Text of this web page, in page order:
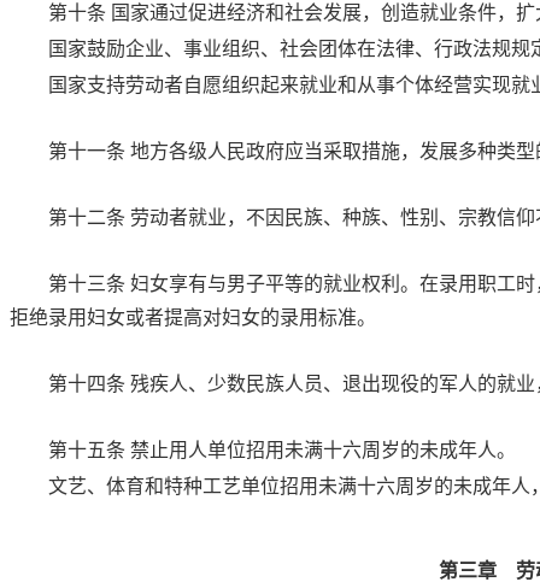
第十条 国家通过促进经济和社会发展，创造就业条件，
国家鼓励企业、事业组织、社会团体在法律、行政法规
国家支持劳动者自愿组织起来就业和从事个体经营实现就
第十一条 地方各级人民政府应当采取措施，发展多种类
第十二条 劳动者就业，不因民族、种族、性别、宗教信
第十三条 妇女享有与男子平等的就业权利。在录用职工
拒绝录用妇女或者提高对妇女的录用标准。
第十四条 残疾人、少数民族人员、退出现役的军人的就
第十五条 禁止用人单位招用未满十六周岁的未成年人。
文艺、体育和特种工艺单位招用未满十六周岁的未成年
第三章 劳